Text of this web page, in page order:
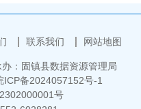
联系我们 网站地图
办：固镇县数据资源管理局
ICP备2024057152号-1
号